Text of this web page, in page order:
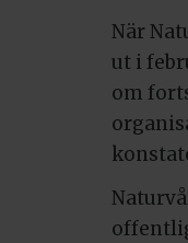
När
ut i
om